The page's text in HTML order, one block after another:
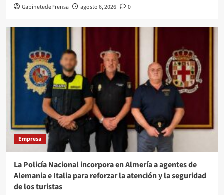
GabinetedePrensa agosto 6, 2026 0
Empresa
La Policía Nacional incorpora en Almería a agentes de
Alemania e Italia para reforzar la atención y la seguridad
de los turistas